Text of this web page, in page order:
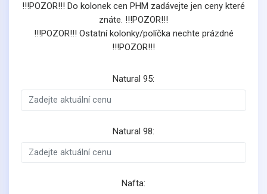
!!!POZOR!!! Do kolonek cen PHM zadávejte jen ceny které
znáte. !!!POZOR!!!
!!!POZOR!!! Ostatní kolonky/políčka nechte prázdné
!!!POZOR!!!
Natural 95:
Natural 98:
Nafta: